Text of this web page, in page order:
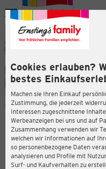
Cookies erlauben?
bestes
Machen sie Ihren Einkauf
Zustimmung, die jederzeit
Interessen zugeschnittene
Werbeanzeigen bei uns und auf
Zusammenhang verwenden wir
welchen wir Informationen auf
so personenbezogene Daten
analysieren und Profile mit
Surf- und Kaufverhalten zu
Menü